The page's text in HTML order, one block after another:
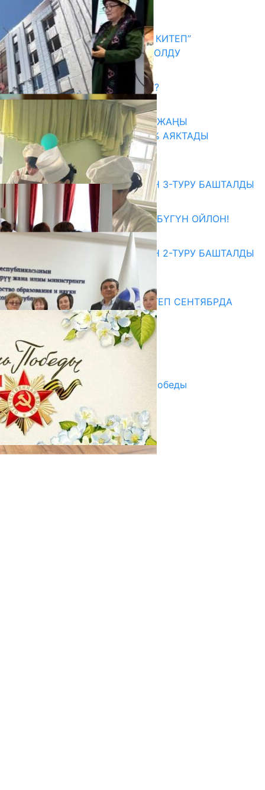
Акыркы жаңылыктар
АКЫН А.ИСМАИЛОВ “АЛТЫН КИТЕП”
СЫЙЛЫГЫНЫН ЛАУРЕАТЫ БОЛДУ
06.08.2026
САЛТТУУ БИЛИМ ӨЗГӨРӨБҮ?
06.08.2026
ТАЛАСТА УНИВЕРСИТЕТТИН ЖАҢЫ
КАМПУСУНУН КУРУЛУШУ 75% АЯКТАДЫ
06.08.2026
Абитуриент
ЖОЖДОРГО КАБЫЛ АЛУУНУН 3-ТУРУ БАШТАЛДЫ
27.07.2026
ӨЗҮҢДҮН КЕЛЕЧЕГИҢ ҮЧҮН БҮГҮН ОЙЛОН!
20.07.2026
ЖОЖДОРГО КАБЫЛ АЛУУНУН 2-ТУРУ БАШТАЛДЫ
20.07.2026
Медиа
СУЗАКТА 750 ОРУНДУУ МЕКТЕП СЕНТЯБРДА
ПАЙДАЛАНУУГА БЕРИЛЕТ
07.08.2025
Улуу Жеңиштин жандуу сөзү
29.04.2025
Награды в преддверии Дня Победы
29.04.2025